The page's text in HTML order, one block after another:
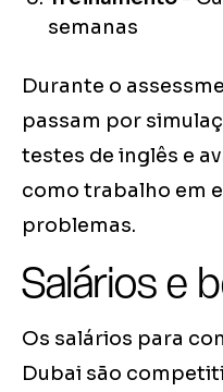
semanas
Durante o
passam por
testes de inglês e
como trabalho em
problemas.
Salários e
Os salários para
Dubai são